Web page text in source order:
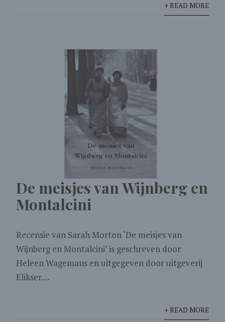
+ READ MORE
De meisjes van Wijnberg en
Montalcini
Recensie van Sarah Morton ‘De meisjes van
Wijnberg en Montalcini’ is geschreven door
Heleen Wagemans en uitgegeven door uitgeverij
Elikser....
+ READ MORE